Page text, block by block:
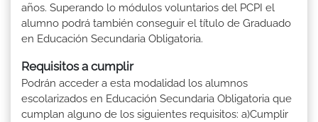
años. Superando lo módulos voluntarios del PCPI el
alumno podrá también conseguir el título de Graduado
en Educación Secundaria Obligatoria.
Requisitos a cumplir
Podrán acceder a esta modalidad los alumnos
escolarizados en Educación Secundaria Obligatoria que
cumplan alguno de los siguientes requisitos: a)Cumplir